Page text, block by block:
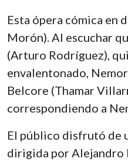
Esta ópera cómica en
Morón). Al escuchar
(Arturo Rodríguez),
envalentonado,
Belcore (Thamar
correspondiendo a
El público disfrutó de
dirigida por Alejandro